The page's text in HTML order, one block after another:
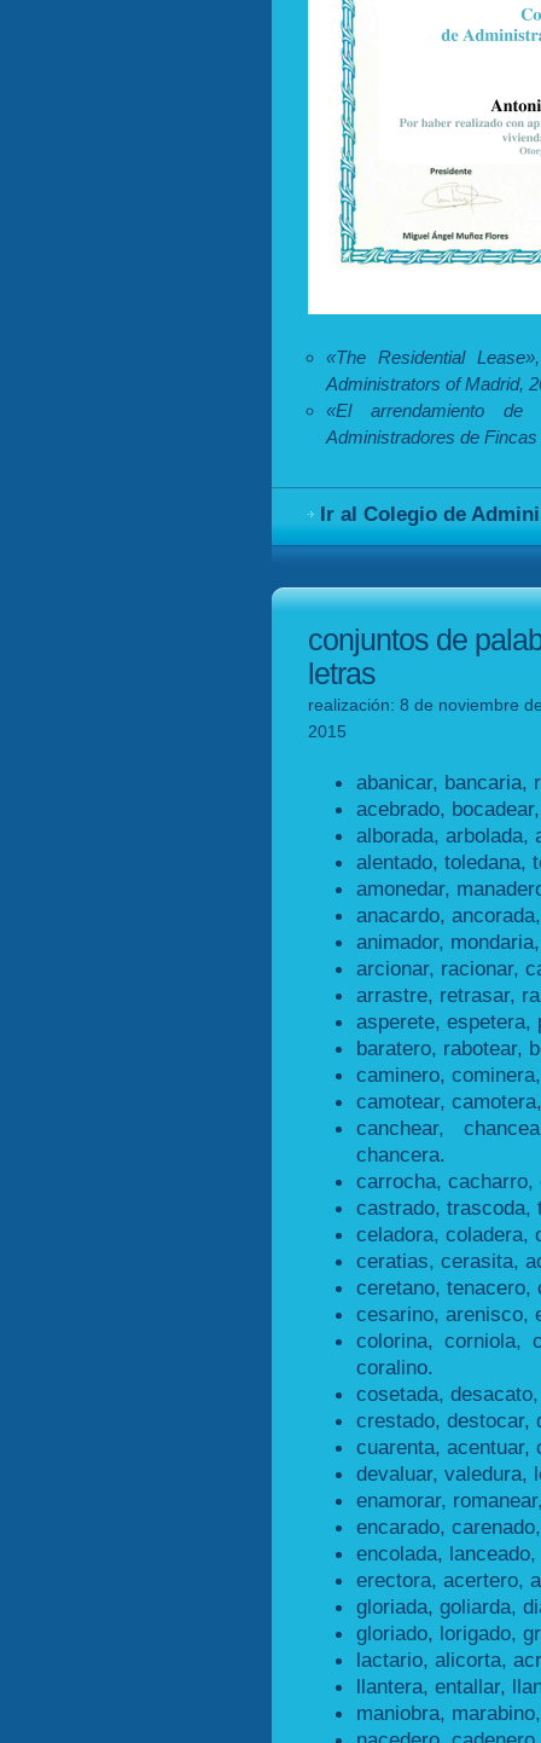
«The Residential
Administrators of Madrid,
«El arrendamiento de
Administradores de
Ir al Colegio de
conjuntos de
letras
realización: 8 de noviembre
2015
abanicar, bancaria,
acebrado,
alborada, arbolada,
alentado, toledana,
amonedar,
anacardo,
animador,
arcionar, racionar,
arrastre, retrasar,
asperete, espetera,
baratero, rabotear,
caminero,
camotear,
canchear,
chancera.
carrocha,
castrado, trascoda,
celadora, coladera,
ceratias, cerasita,
ceretano, tenacero,
cesarino, arenisco,
colorina, corniola,
coralino.
cosetada,
crestado, destocar,
cuarenta, acentuar,
devaluar, valedura,
enamorar,
encarado,
encolada,
erectora, acertero,
gloriada, goliarda,
gloriado, lorigado,
lactario, alicorta,
llantera, entallar,
maniobra,